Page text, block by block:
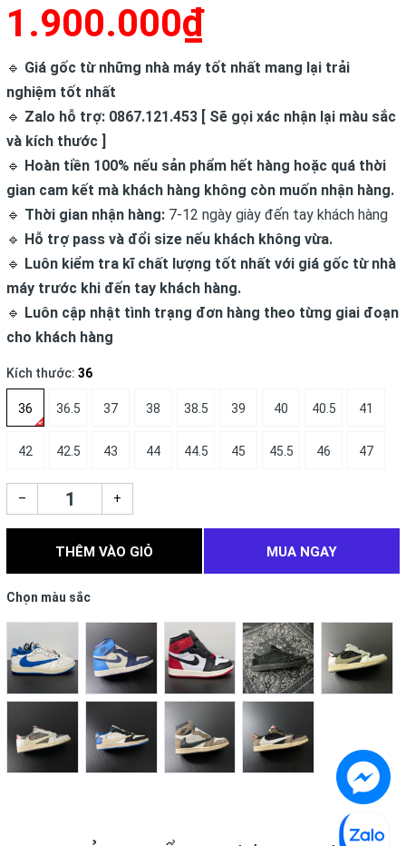
1.900.000₫
🔹 Giá gốc từ những nhà máy tốt nhất mang lại trải
nghiệm tốt nhất
🔹 Zalo hỗ trợ: 0867.121.453 [ Sẽ gọi xác nhận lại màu sắc
và kích thước ]
🔹 Hoàn tiền 100% nếu sản phẩm hết hàng hoặc quá thời
gian cam kết mà khách hàng không còn muốn nhận hàng.
🔹 Thời gian nhận hàng: 7-12 ngày giày đến tay khách hàng
🔹 Hỗ trợ pass và đổi size nếu khách không vừa.
🔹 Luôn kiểm tra kĩ chất lượng tốt nhất với giá gốc từ nhà
máy trước khi đến tay khách hàng.
🔹 Luôn cập nhật tình trạng đơn hàng theo từng giai đoạn
cho khách hàng
Kích thước: 36
36 36.5 37 38 38.5 39 40 40.5 41
42 42.5 43 44 44.5 45 45.5 46 47
– +
THÊM VÀO GIỎ MUA NGAY
Chọn màu sắc